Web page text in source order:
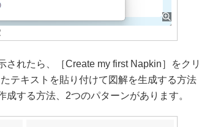
されたら、［Create my first Napkin］をクリ
テキストを貼り付けて図解を生成する方法
する方法、2つのパターンがあります。